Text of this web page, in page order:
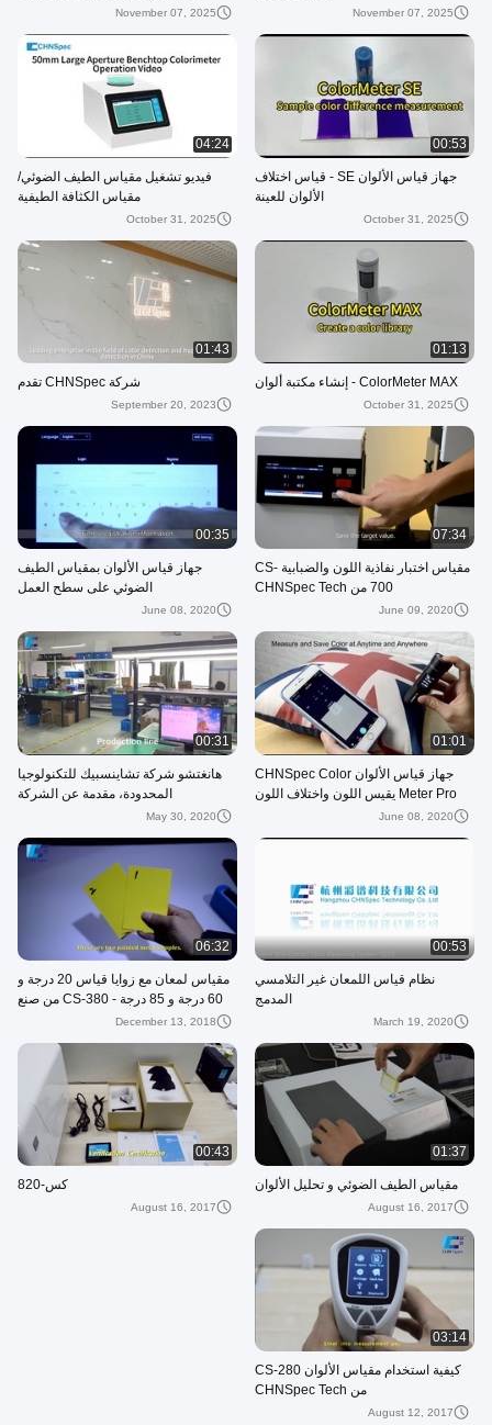
November 07, 2025
November 07, 2025
00:53
جهاز قياس الألوان SE - قياس اختلاف
الألوان للعينة
October 31, 2025
04:24
فيديو تشغيل مقياس الطيف الضوئي/
مقياس الكثافة الطيفية
October 31, 2025
01:13
ColorMeter MAX - إنشاء مكتبة ألوان
October 31, 2025
01:43
شركة CHNSpec تقدم
September 20, 2023
07:34
مقياس اختبار نفاذية اللون والضبابية CS-
700 من CHNSpec Tech
June 09, 2020
00:35
جهاز قياس الألوان بمقياس الطيف
الضوئي على سطح العمل
June 08, 2020
01:01
جهاز قياس الألوان CHNSpec Color
Meter Pro يقيس اللون واختلاف اللون
June 08, 2020
00:31
هانغتشو شركة تشاينسبيك للتكنولوجيا
المحدودة، مقدمة عن الشركة
May 30, 2020
00:53
نظام قياس اللمعان غير التلامسي
المدمج
March 19, 2020
06:32
مقياس لمعان مع زوايا قياس 20 درجة و
60 درجة و 85 درجة - CS-380 من صنع
December 13, 2018
01:37
مقياس الطيف الضوئي و تحليل الألوان
August 16, 2017
00:43
كس-820
August 16, 2017
03:14
كيفية استخدام مقياس الألوان CS-280
من CHNSpec Tech
August 12, 2017